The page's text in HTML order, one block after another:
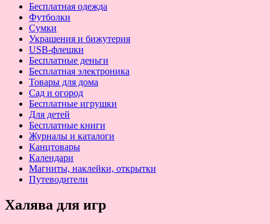
Бесплатная одежда
Футболки
Сумки
Украшения и бижутерия
USB-флешки
Бесплатные деньги
Бесплатная электроника
Товары для дома
Сад и огород
Бесплатные игрушки
Для детей
Бесплатные книги
Журналы и каталоги
Канцтовары
Календари
Магниты, наклейки, открытки
Путеводители
Халява для игр